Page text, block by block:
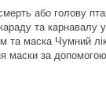
або голову
та
та маска Чумний
маски за